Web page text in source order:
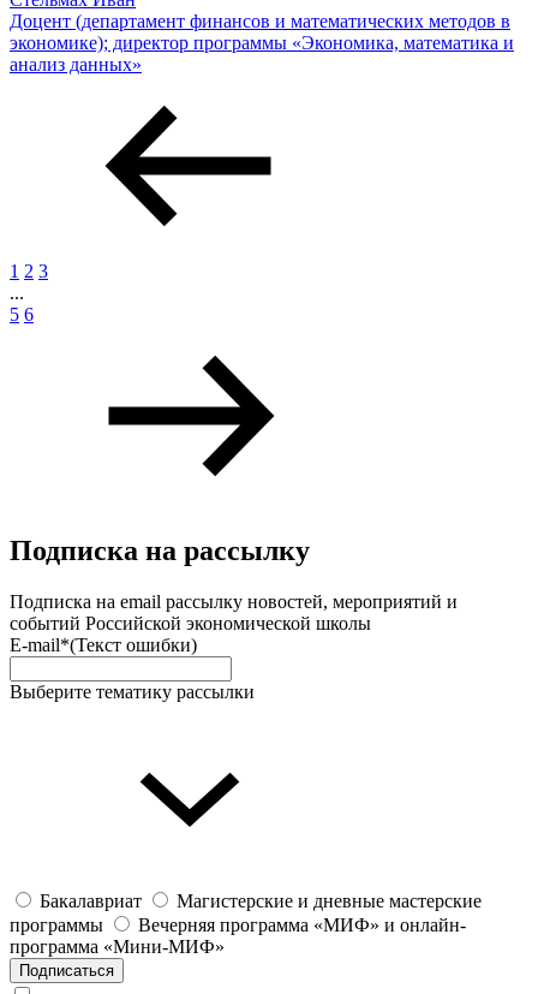
Доцент (департамент финансов и математических методов в
экономике); директор программы «Экономика, математика и
анализ данных»
1 2 3
...
5 6
Подписка на рассылку
Подписка на email рассылку новостей, мероприятий и
событий Российской экономической школы
E-mail*(Текст ошибки)
Выберите тематику рассылки
Бакалавриат
Магистерские и дневные мастерские
программы
Вечерняя программа «МИФ» и онлайн-
программа «Мини-МИФ»
Подписаться